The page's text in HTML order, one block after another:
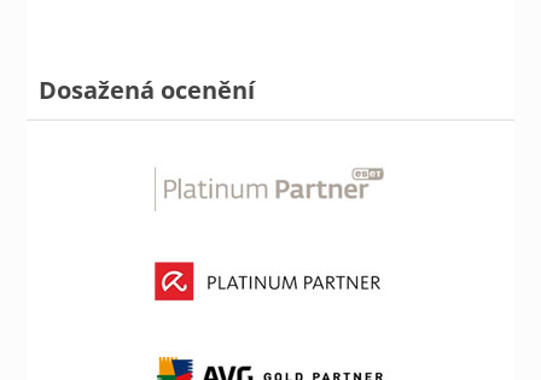
Dosažená ocenění